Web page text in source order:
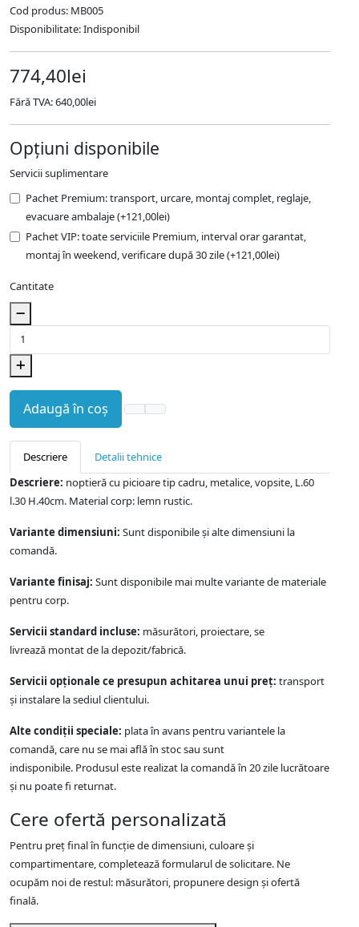
Cod produs: MB005
Disponibilitate:Indisponibil
774,40lei
Fără TVA: 640,00lei
Opțiuni disponibile
Servicii suplimentare
Pachet Premium: transport, urcare, montaj complet, reglaje,
evacuare ambalaje (+121,00lei)
Pachet VIP: toate serviciile Premium, interval orar garantat,
montaj în weekend, verificare după 30 zile (+121,00lei)
Cantitate
Adaugă în coș
Descriere
Detalii tehnice
Descriere: noptieră cu picioare tip cadru, metalice, vopsite, L.60
l.30 H.40cm. Material corp: lemn rustic.
Variante dimensiuni: Sunt disponibile și alte dimensiuni la
comandă.
Variante finisaj: Sunt disponibile mai multe variante de materiale
pentru corp.
Servicii standard incluse: măsurători, proiectare, se
livrează montat de la depozit/fabrică.
Servicii opționale ce presupun achitarea unui preț: transport
și instalare la sediul clientului.
Alte condiții speciale: plata în avans pentru variantele la
comandă, care nu se mai află în stoc sau sunt
indisponibile. Produsul este realizat la comandă în 20 zile lucrătoare
și nu poate fi returnat.
Cere ofertă personalizată
Pentru preț final în funcție de dimensiuni, culoare și
compartimentare, completează formularul de solicitare. Ne
ocupăm noi de restul: măsurători, propunere design și ofertă
finală.